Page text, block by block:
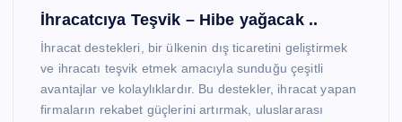
İhracatcıya Teşvik – Hibe yağacak ..
İhracat destekleri, bir ülkenin dış ticaretini geliştirmek
ve ihracatı teşvik etmek amacıyla sunduğu çeşitli
avantajlar ve kolaylıklardır. Bu destekler, ihracat yapan
firmaların rekabet güçlerini artırmak, uluslararası